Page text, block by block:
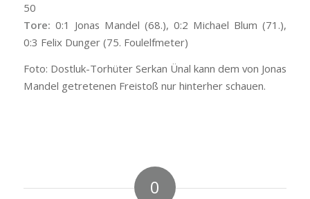
50
Tore: 0:1 Jonas Mandel (68.), 0:2 Michael Blum (71.),
0:3 Felix Dunger (75. Foulelfmeter)
Foto: Dostluk-Torhüter Serkan Ünal kann dem von Jonas
Mandel getretenen Freistoß nur hinterher schauen.
0